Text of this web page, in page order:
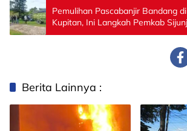
Pemulihan Pascabanjir Bandang
Kupitan, Ini Langkah Pemkab
Berita Lainnya :